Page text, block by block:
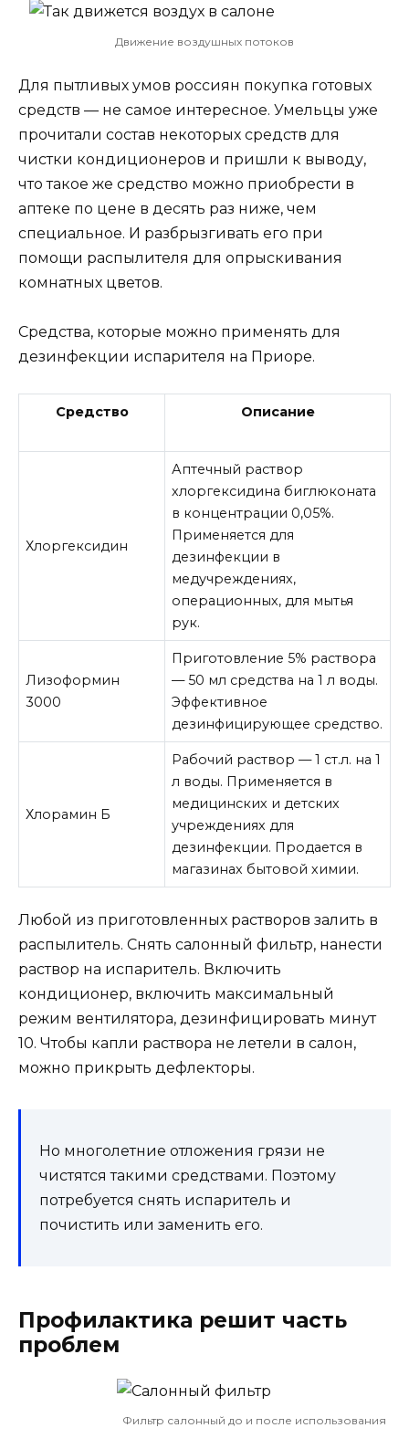
Движение воздушных потоков
Для пытливых умов россиян покупка готовых
средств — не самое интересное. Умельцы уже
прочитали состав некоторых средств для
чистки кондиционеров и пришли к выводу,
что такое же средство можно приобрести в
аптеке по цене в десять раз ниже, чем
специальное. И разбрызгивать его при
помощи распылителя для опрыскивания
комнатных цветов.
Средства, которые можно применять для
дезинфекции испарителя на Приоре.
Средство Описание
Хлоргексидин
Аптечный раствор
хлоргексидина биглюконата
в концентрации 0,05%.
Применяется для
дезинфекции в
медучреждениях,
операционных, для мытья
рук.
Лизоформин
3000
Приготовление 5% раствора
— 50 мл средства на 1 л воды.
Эффективное
дезинфицирующее средство.
Хлорамин Б
Рабочий раствор — 1 ст.л. на 1
л воды. Применяется в
медицинских и детских
учреждениях для
дезинфекции. Продается в
магазинах бытовой химии.
Любой из приготовленных растворов залить в
распылитель. Снять салонный фильтр, нанести
раствор на испаритель. Включить
кондиционер, включить максимальный
режим вентилятора, дезинфицировать минут
10. Чтобы капли раствора не летели в салон,
можно прикрыть дефлекторы.
Но многолетние отложения грязи не
чистятся такими средствами. Поэтому
потребуется снять испаритель и
почистить или заменить его.
Профилактика решит часть
проблем
Фильтр салонный до и после использования